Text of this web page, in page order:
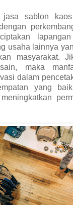
sablon
usaha lainnya
masyarakat.
maka
dalam
yang